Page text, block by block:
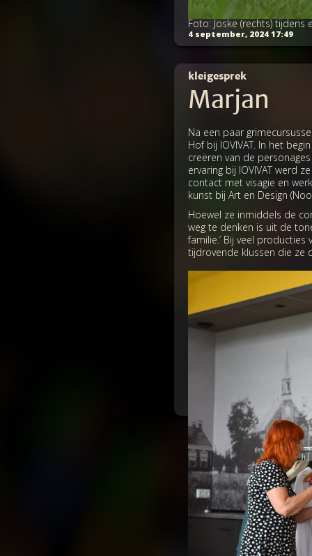
Foto: Joske (rechts)
4 september, 2024 17:49
kleigesprek
Marjan
Na een paar
Hof bij IOVIVAT. In het
creëren van de
ervaring bij IOVIVAT werd
contact met visagie en
kunst bij Art en Design
Hoewel ze inmiddels de
weg te denken is uit de
familie.’ Bij veel
tijdrovende klussen die ze